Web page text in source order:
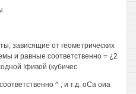
зависящие от геометрических
и равные соответственно = ¿2
!фивой (кубичес
^ ; и т.д. оСа оиа